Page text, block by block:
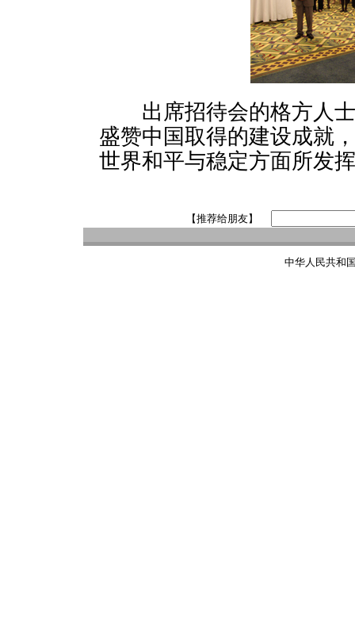
出席招待会的格方人士
盛赞中国取得的建设成就
世界和平与稳定方面所发
【推荐给朋友】
中华人民共和